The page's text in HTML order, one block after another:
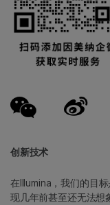
创新技术
在Illumina，我们的目
现几年前甚至还无法想